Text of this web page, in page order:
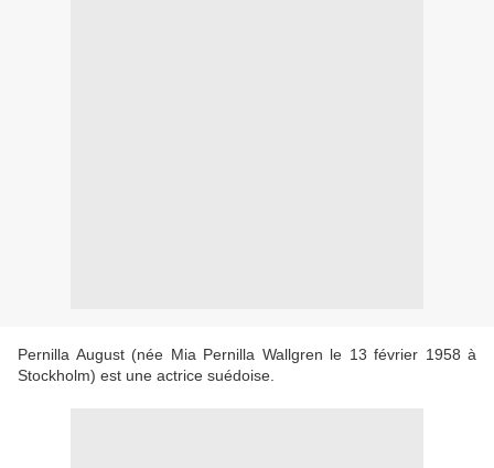
Pernilla August (née Mia Pernilla Wallgren le 13 février 1958 à
Stockholm) est une actrice suédoise.